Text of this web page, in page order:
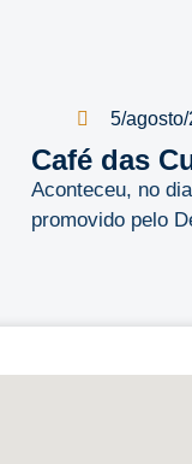
5/
Café das
Aconteceu, no
promovido pelo